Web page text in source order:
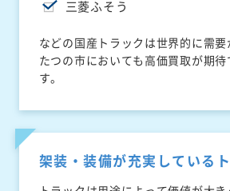
三菱ふそう
などの国産トラックは世界的に需
たつの市においても高価買取が期待
す。
架装・装備が充実している